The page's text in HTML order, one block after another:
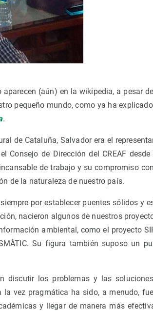
(aún) en la wikipedia, a pesar
pequeño mundo, como ya ha
.
de Cataluña, Salvador era el
Consejo de Dirección del CREAF
de trabajo y su compromiso
de la naturaleza de nuestro país.
por establecer puentes sólidos y
nacieron algunos de nuestros
ambiental, como el proyecto
Su figura también suposo un
discutir los problemas y las
vez pragmática ha sido, a menudo,
y llegar de manera más